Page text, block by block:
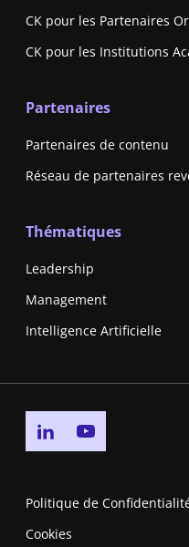
CK pour les Partenaires
CK pour les Institutions
Partenaires
Partenaires de contenu
Réseau de partenaires
Thématiques
Leadership
Management
Intelligence Artificielle
Go to linkedin page
Politique de
Cookies